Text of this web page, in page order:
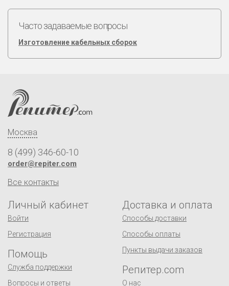
Часто задаваемые вопросы
Изготовление кабельных сборок
Москва
8 (499) 346-60-10
order@repiter.com
Все контакты
Личный кабинет
Войти
Регистрация
Помощь
Служба поддержки
Вопросы и ответы
Доставка и оплата
Способы доставки
Способы оплаты
Пункты выдачи заказов
Репитер.com
О нас